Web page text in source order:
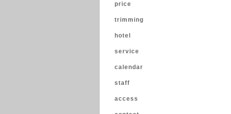
price
trimming
hotel
service
calendar
staff
access